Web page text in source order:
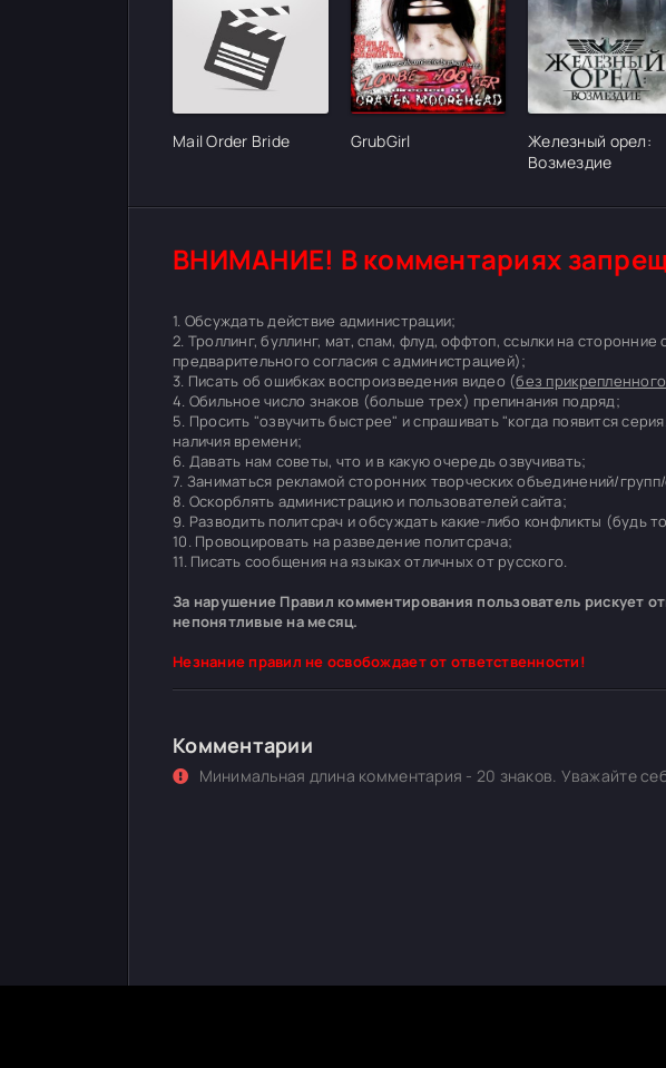
Mail Order Bride GrubGirl
Железный орел:
Возмездие
ВНИМАНИЕ! В комментариях
1. Обсуждать действие администрации;
2. Троллинг, буллинг, мат, спам, флуд, оффтоп, ссылки на
предварительного согласия с администрацией);
3. Писать об ошибках воспроизведения видео (без
4. Обильное число знаков (больше трех) препинания подряд;
5. Просить "озвучить быстрее" и спрашивать "когда появится
наличия времени;
6. Давать нам советы, что и в какую очередь озвучивать;
7. Заниматься рекламой сторонних творческих объединений/
8. Оскорблять администрацию и пользователей сайта;
9. Разводить политсрач и обсуждать какие-либо конфликты (будь
10. Провоцировать на разведение политсрача;
11. Писать сообщения на языках отличных от русского.
За нарушение Правил комментирования пользователь рискует
непонятливые на месяц.
Незнание правил не освобождает от ответственности!
Комментарии
Минимальная длина комментария - 20 знаков. Уважайте